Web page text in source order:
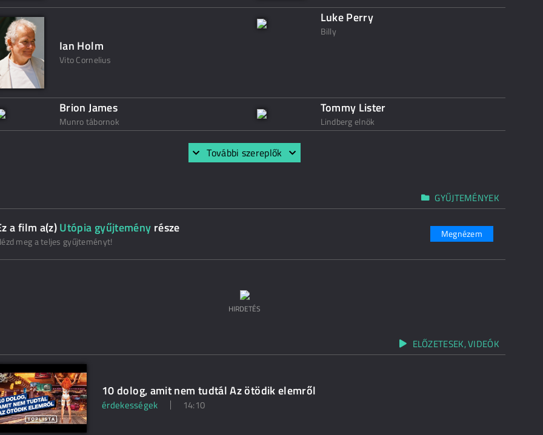
Ian Holm
Vito Cornelius
Luke Perry
Billy
Brion James
Munro tábornok
Tommy Lister
Lindberg elnök
További szereplők
GYŰJTEMÉNYEK
a film a(z)Utópia gyűjtemény része
meg a teljes gyűjteményt!
Megnézem
HIRDETÉS
ELŐZETESEK, VIDEÓK
10 dolog, amit nem tudtál Az ötödik elemről
érdekességek 14:10